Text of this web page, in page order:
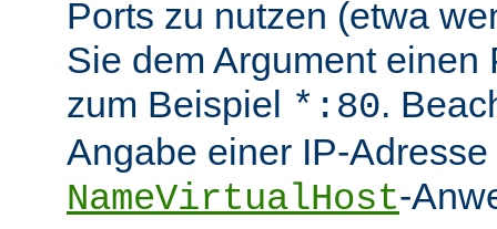
Ports zu nutzen (etwa
Sie dem Argument einen
zum Beispiel *:80.
Angabe einer IP-
NameVirtualHost-